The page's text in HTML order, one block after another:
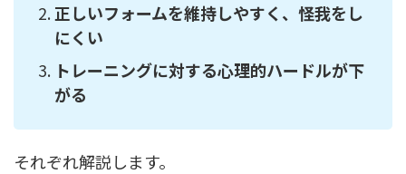
正しいフォームを維持しやすく、怪我をし
にくい
トレーニングに対する心理的ハードルが下
がる
それぞれ解説します。